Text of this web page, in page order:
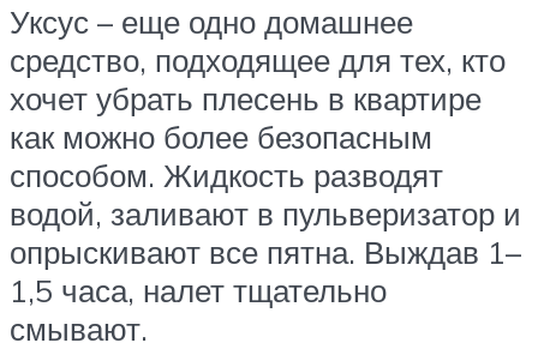
Уксус – еще одно домашнее
средство, подходящее для тех, кто
хочет убрать плесень в квартире
как можно более безопасным
способом. Жидкость разводят
водой, заливают в пульверизатор и
опрыскивают все пятна. Выждав 1–
1,5 часа, налет тщательно
смывают.